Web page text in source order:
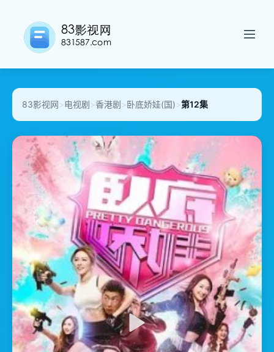
83影视网>电视剧>香港剧>卧底娇娃(国)>第12集